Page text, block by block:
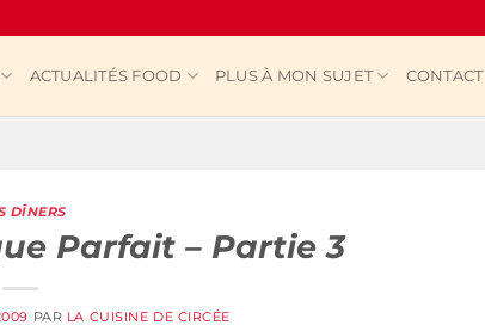
ACTUALITÉS FOOD PLUS À MON SUJET CONTACT
DÎNERS
Parfait – Partie 3
PAR LA CUISINE DE CIRCÉE